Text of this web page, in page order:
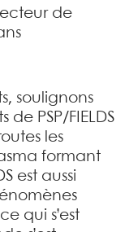
de
soulignons
PSP/FIELDS
les
formant
est aussi
qui s’est